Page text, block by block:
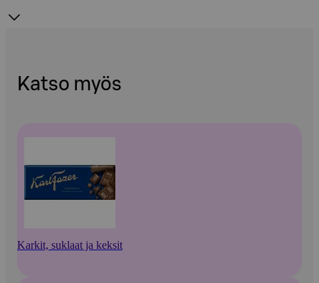
Katso myös
Karkit, suklaat ja keksit